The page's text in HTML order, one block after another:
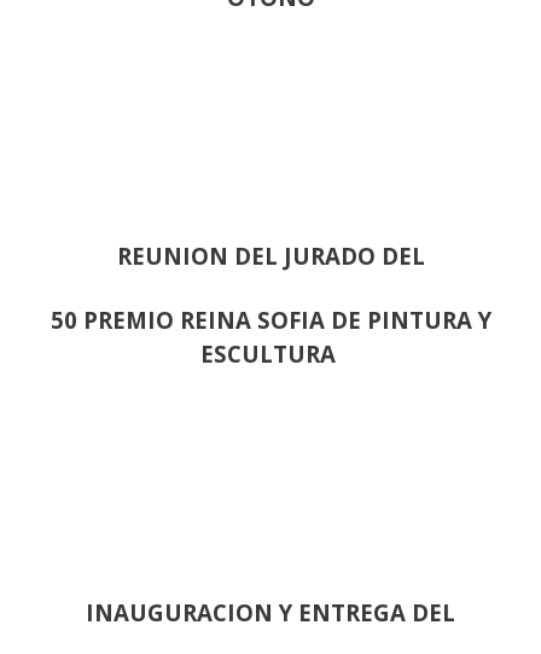
REUNION DEL JURADO DEL
50 PREMIO REINA SOFIA DE PINTURA Y
ESCULTURA
INAUGURACION Y ENTREGA DEL